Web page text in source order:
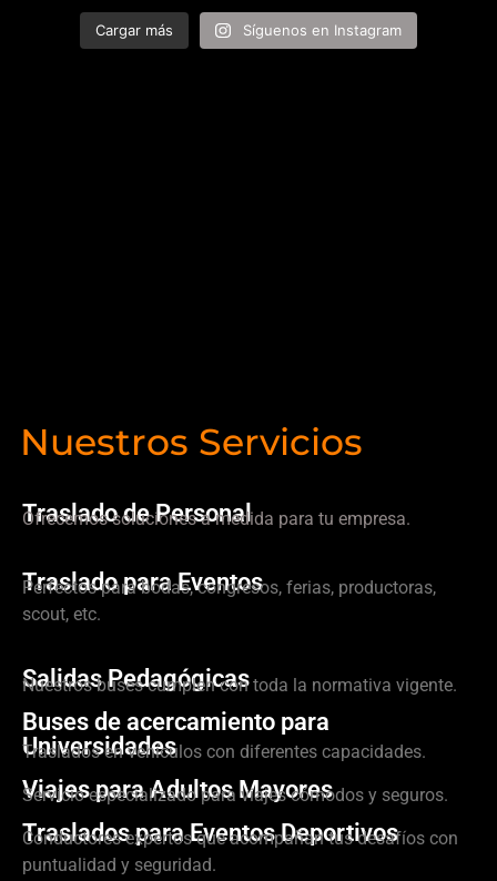
Cargar más Síguenos en Instagram
Nuestros Servicios
Traslado de Personal
Ofrecemos soluciones a medida para tu empresa.
Traslado para Eventos
Perfectos para bodas, congresos, ferias, productoras,
scout, etc.
Salidas Pedagógicas
Nuestros buses cumplen con toda la normativa vigente.
Buses de acercamiento para
Universidades
Traslados en vehículos con diferentes capacidades.
Viajes para Adultos Mayores
Servicio especializado para viajes cómodos y seguros.
Traslados para Eventos Deportivos
Conductores expertos que acompañan tus desafíos con
puntualidad y seguridad.